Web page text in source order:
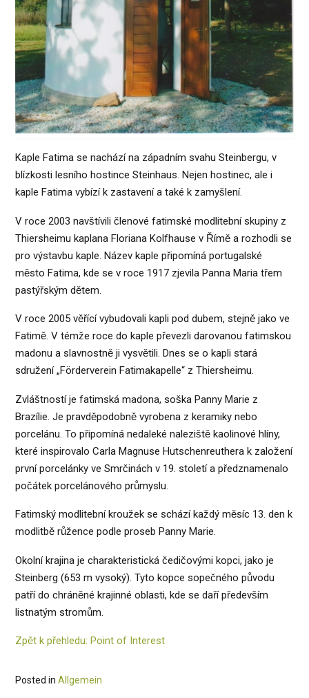
Kaple Fatima se nachází na západním svahu Steinbergu, v
blízkosti lesního hostince Steinhaus. Nejen hostinec, ale i
kaple Fatima vybízí k zastavení a také k zamyšlení.
V roce 2003 navštívili členové fatimské modlitební skupiny z
Thiersheimu kaplana Floriana Kolfhause v Římě a rozhodli se
pro výstavbu kaple. Název kaple připomíná portugalské
město Fatima, kde se v roce 1917 zjevila Panna Maria třem
pastýřským dětem.
V roce 2005 věřící vybudovali kapli pod dubem, stejně jako ve
Fatimě. V témže roce do kaple převezli darovanou fatimskou
madonu a slavnostně ji vysvětili. Dnes se o kapli stará
sdružení „Förderverein Fatimakapelle“ z Thiersheimu.
Zvláštností je fatimská madona, soška Panny Marie z
Brazílie. Je pravděpodobně vyrobena z keramiky nebo
porcelánu. To připomíná nedaleké naleziště kaolinové hlíny,
které inspirovalo Carla Magnuse Hutschenreuthera k založení
první porcelánky ve Smrčinách v 19. století a předznamenalo
počátek porcelánového průmyslu.
Fatimský modlitební kroužek se schází každý měsíc 13. den k
modlitbě růžence podle proseb Panny Marie.
Okolní krajina je charakteristická čedičovými kopci, jako je
Steinberg (653 m vysoký). Tyto kopce sopečného původu
patří do chráněné krajinné oblasti, kde se daří především
listnatým stromům.
Zpět k přehledu: Point of Interest
Posted in Allgemein